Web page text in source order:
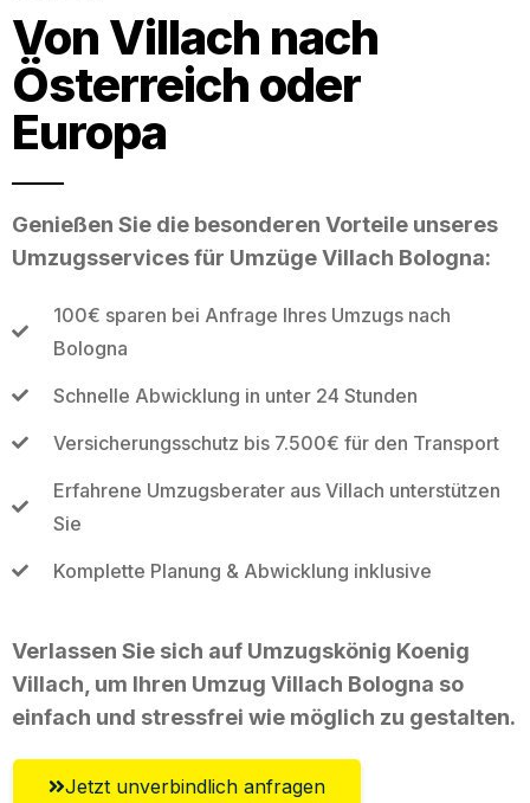
Von Villach nach
Österreich oder
Europa
Genießen Sie die besonderen Vorteile unseres
Umzugsservices für Umzüge Villach Bologna:
100€ sparen bei Anfrage Ihres Umzugs nach
Bologna
Schnelle Abwicklung in unter 24 Stunden
Versicherungsschutz bis 7.500€ für den Transport
Erfahrene Umzugsberater aus Villach unterstützen
Sie
Komplette Planung & Abwicklung inklusive
Verlassen Sie sich auf Umzugskönig Koenig
Villach, um Ihren Umzug Villach Bologna so
einfach und stressfrei wie möglich zu gestalten.
Jetzt unverbindlich anfragen